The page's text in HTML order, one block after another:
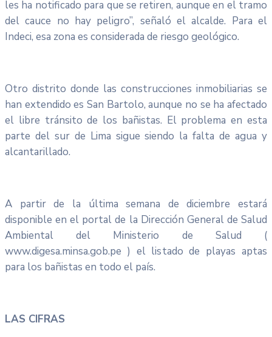
les ha notificado para que se retiren, aunque en el tramo
del cauce no hay peligro”, señaló el alcalde. Para el
Indeci, esa zona es considerada de riesgo geológico.
Otro distrito donde las construcciones inmobiliarias se
han extendido es San Bartolo, aunque no se ha afectado
el libre tránsito de los bañistas. El problema en esta
parte del sur de Lima sigue siendo la falta de agua y
alcantarillado.
A partir de la última semana de diciembre estará
disponible en el portal de la Dirección General de Salud
Ambiental del Ministerio de Salud (
www.digesa.minsa.gob.pe ) el listado de playas aptas
para los bañistas en todo el país.
LAS CIFRAS